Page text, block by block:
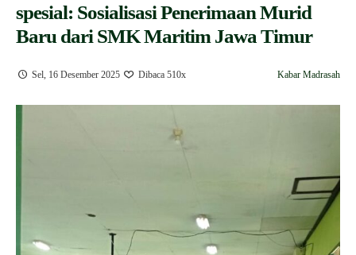
Prestasi Madrasah
RDM
spesial: Sosialisasi Penerimaan Murid
Baru dari SMK Maritim Jawa Timur
Sel, 16 Desember 2025 Dibaca 510x Kabar Madrasah